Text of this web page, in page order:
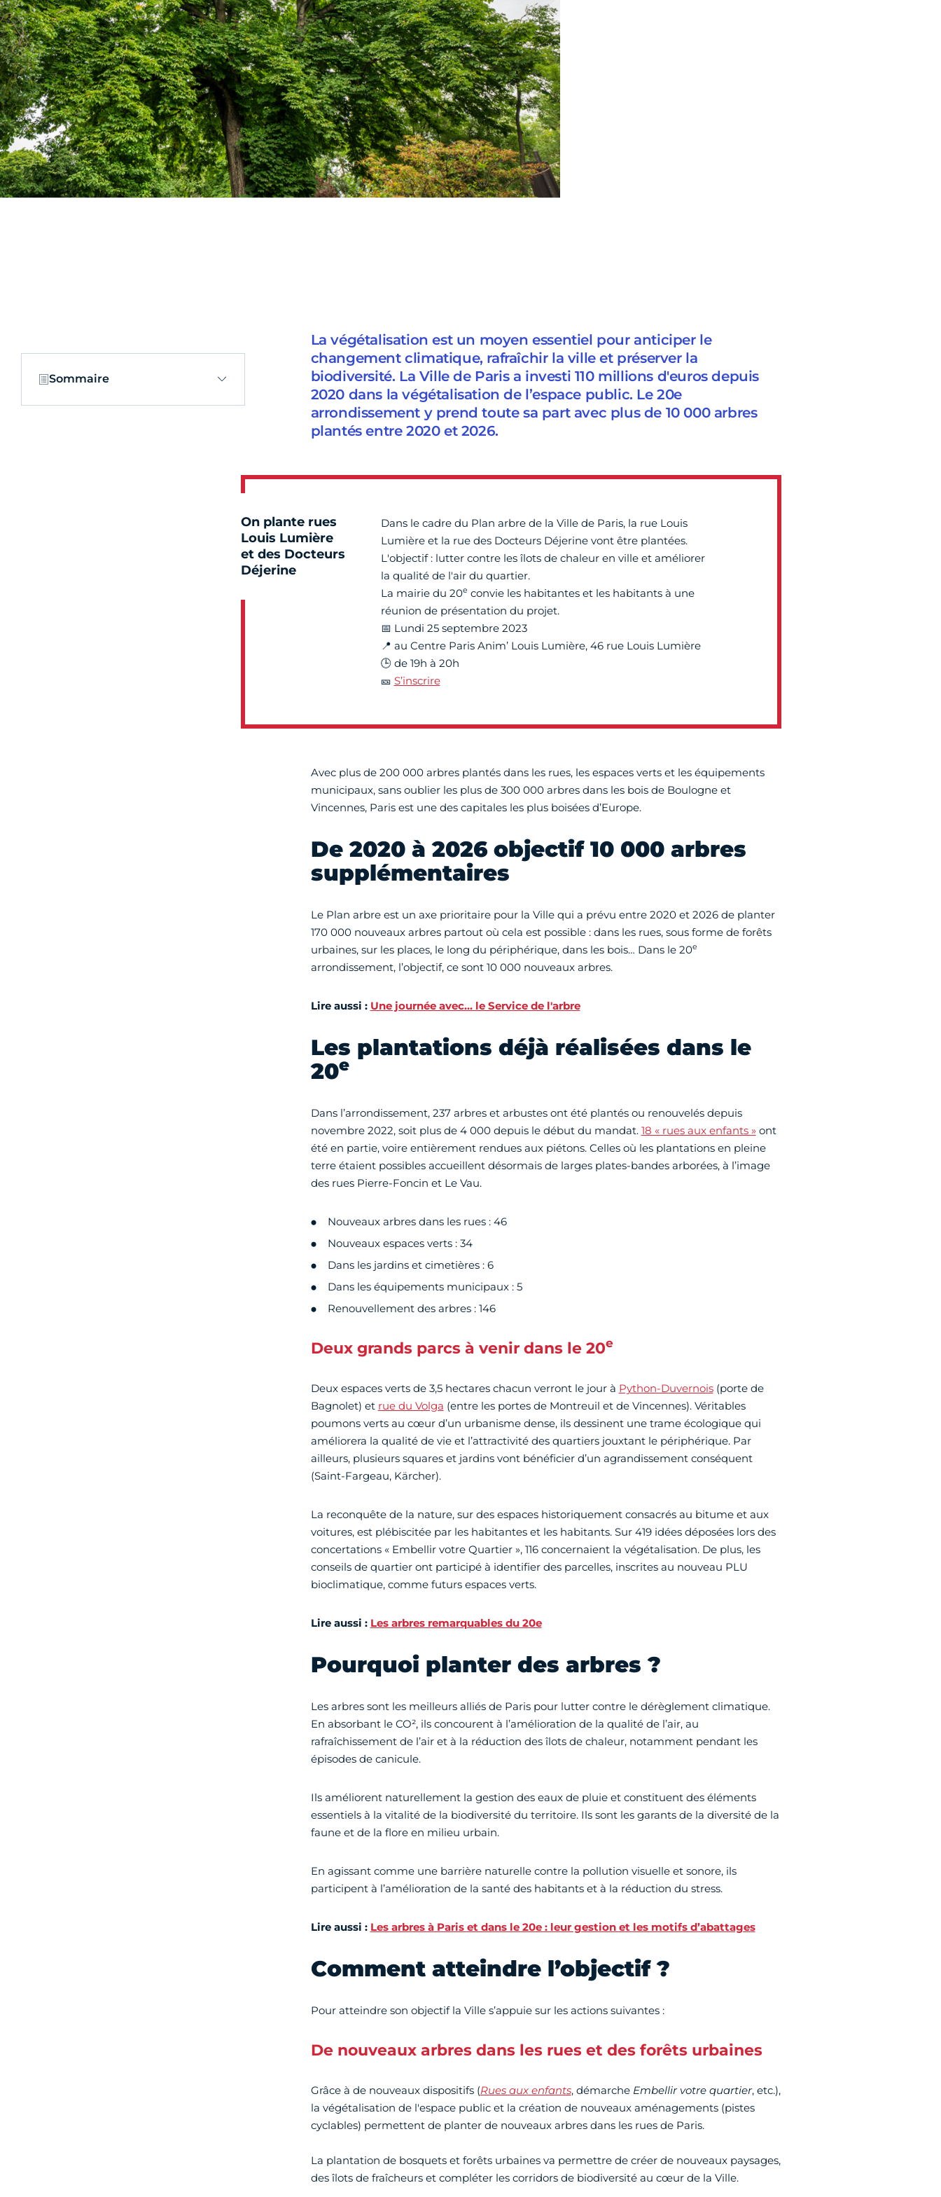
Sommaire
La végétalisation est un moyen essentiel pour anticiper le
changement climatique, rafraîchir la ville et préserver la
biodiversité. La Ville de Paris a investi 110 millions d'euros depuis
2020 dans la végétalisation de l’espace public. Le 20e
arrondissement y prend toute sa part avec plus de 10 000 arbres
plantés entre 2020 et 2026.
On plante rues
Louis Lumière
et des Docteurs
Déjerine
Dans le cadre du Plan arbre de la Ville de Paris, la rue Louis
Lumière et la rue des Docteurs Déjerine vont être plantées.
L'objectif : lutter contre les îlots de chaleur en ville et améliorer
la qualité de l'air du quartier.
La mairie du 20e convie les habitantes et les habitants à une
réunion de présentation du projet.
📅 Lundi 25 septembre 2023
📍 au Centre Paris Anim’ Louis Lumière, 46 rue Louis Lumière
🕒 de 19h à 20h
🎫 S’inscrire
Avec plus de 200 000 arbres plantés dans les rues, les espaces verts et les équipements
municipaux, sans oublier les plus de 300 000 arbres dans les bois de Boulogne et
Vincennes, Paris est une des capitales les plus boisées d’Europe.
De 2020 à 2026 objectif 10 000 arbres
supplémentaires
Le Plan arbre est un axe prioritaire pour la Ville qui a prévu entre 2020 et 2026 de planter
170 000 nouveaux arbres partout où cela est possible : dans les rues, sous forme de forêts
urbaines, sur les places, le long du périphérique, dans les bois… Dans le 20e
arrondissement, l’objectif, ce sont 10 000 nouveaux arbres.
Lire aussi : Une journée avec… le Service de l'arbre
Les plantations déjà réalisées dans le
20e
Dans l’arrondissement, 237 arbres et arbustes ont été plantés ou renouvelés depuis
novembre 2022, soit plus de 4 000 depuis le début du mandat. 18 « rues aux enfants »ont
été en partie, voire entièrement rendues aux piétons. Celles où les plantations en pleine
terre étaient possibles accueillent désormais de larges plates-bandes arborées, à l’image
des rues Pierre-Foncin et Le Vau.
Nouveaux arbres dans les rues : 46
Nouveaux espaces verts : 34
Dans les jardins et cimetières : 6
Dans les équipements municipaux : 5
Renouvellement des arbres : 146
Deux grands parcs à venir dans le 20e
Deux espaces verts de 3,5 hectares chacun verront le jour à Python-Duvernois(porte de
Bagnolet) et rue du Volga (entre les portes de Montreuil et de Vincennes). Véritables
poumons verts au cœur d’un urbanisme dense, ils dessinent une trame écologique qui
améliorera la qualité de vie et l’attractivité des quartiers jouxtant le périphérique. Par
ailleurs, plusieurs squares et jardins vont bénéficier d’un agrandissement conséquent
(Saint-Fargeau, Kärcher).
La reconquête de la nature, sur des espaces historiquement consacrés au bitume et aux
voitures, est plébiscitée par les habitantes et les habitants. Sur 419 idées déposées lors des
concertations « Embellir votre Quartier », 116 concernaient la végétalisation. De plus, les
conseils de quartier ont participé à identifier des parcelles, inscrites au nouveau PLU
bioclimatique, comme futurs espaces verts.
Lire aussi : Les arbres remarquables du 20e
Pourquoi planter des arbres ?
Les arbres sont les meilleurs alliés de Paris pour lutter contre le dérèglement climatique.
En absorbant le CO², ils concourent à l’amélioration de la qualité de l’air, au
rafraîchissement de l’air et à la réduction des îlots de chaleur, notamment pendant les
épisodes de canicule.
Ils améliorent naturellement la gestion des eaux de pluie et constituent des éléments
essentiels à la vitalité de la biodiversité du territoire. Ils sont les garants de la diversité de la
faune et de la flore en milieu urbain.
En agissant comme une barrière naturelle contre la pollution visuelle et sonore, ils
participent à l’amélioration de la santé des habitants et à la réduction du stress.
Lire aussi : Les arbres à Paris et dans le 20e : leur gestion et les motifs d’abattages
Comment atteindre l’objectif ?
Pour atteindre son objectif la Ville s’appuie sur les actions suivantes :
De nouveaux arbres dans les rues et des forêts urbaines
Grâce à de nouveaux dispositifs (Rues aux enfants, démarche Embellir votre quartier, etc.),
la végétalisation de l'espace public et la création de nouveaux aménagements (pistes
cyclables) permettent de planter de nouveaux arbres dans les rues de Paris.
La plantation de bosquets et forêts urbaines va permettre de créer de nouveaux paysages,
des îlots de fraîcheurs et compléter les corridors de biodiversité au cœur de la Ville.